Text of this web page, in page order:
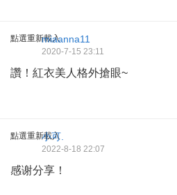
點選重新載入miaanna11
2020-7-15 23:11
讚！紅衣美人格外搶眼~
點選重新載入
小可.
2022-8-18 22:07
感谢分享！